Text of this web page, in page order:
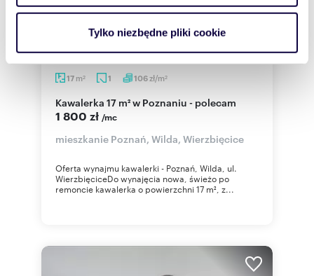
i reklam, aby oferować funkcje społecznościowe i
korzystasz z naszej witryny, udostępniamy partnerom
Partnerzy mogą połączyć te informacje z innymi danymi
korzystania z ich usług.
Tylko niezbędne pliki cookie
17 m2 1 106zł/m2
Kawalerka 17 m² w Poznaniu - polecam
1 800 zł /mc
mieszkanie Poznań, Wilda, Wierzbięcice
Oferta wynajmu kawalerki - Poznań, Wilda, ul.
WierzbięciceDo wynajęcia nowa, świeżo po
remoncie kawalerka o powierzchni 17 m², z...